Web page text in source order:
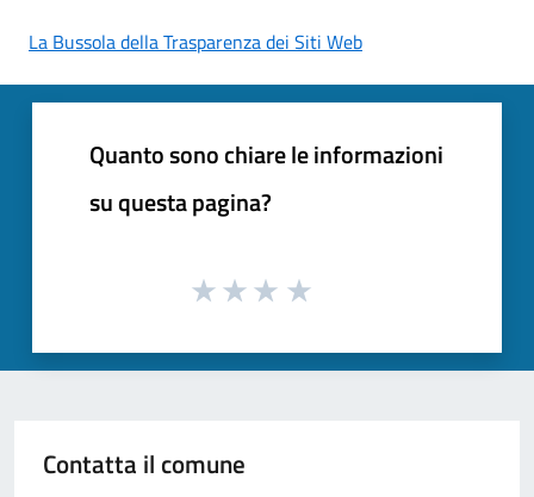
La Bussola della Trasparenza dei Siti Web
Quanto sono chiare le informazioni
su questa pagina?
Contatta il comune